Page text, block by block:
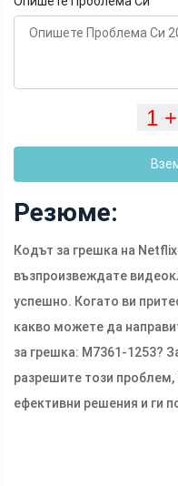
Резюме:
Кодът за грешка на
възпроизвеждате
успешно. Когато ви
какво можете да
за грешка: M7361-1253?
разрешите този
ефективни решения и ги